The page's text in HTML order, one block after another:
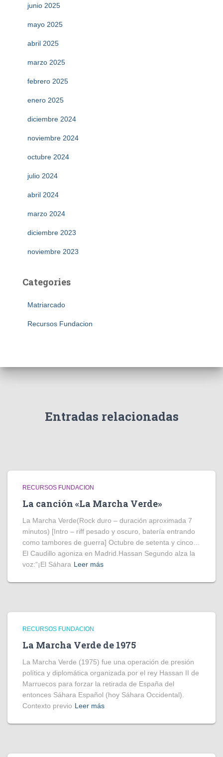
junio 2025
mayo 2025
abril 2025
marzo 2025
febrero 2025
enero 2025
diciembre 2024
noviembre 2024
octubre 2024
julio 2024
abril 2024
marzo 2024
diciembre 2023
noviembre 2023
Categories
Matriarcado
Recursos Fundacion
Entradas relacionadas
RECURSOS FUNDACION
La canción «La Marcha Verde»
La Marcha Verde(Rock duro – duración aproximada 7
minutos) [Intro – riff pesado y oscuro, batería entrando
como tambores de guerra] Octubre de setenta y cinco…
El Caudillo agoniza en Madrid.Hassan Segundo alza la
voz:“¡El Sáhara Leer más
RECURSOS FUNDACION
La Marcha Verde de 1975
La Marcha Verde (1975) fue una operación de presión
política y diplomática organizada por el rey Hassan II de
Marruecos para forzar la retirada de España del
entonces Sáhara Español (hoy Sáhara Occidental).
Contexto previo Leer más